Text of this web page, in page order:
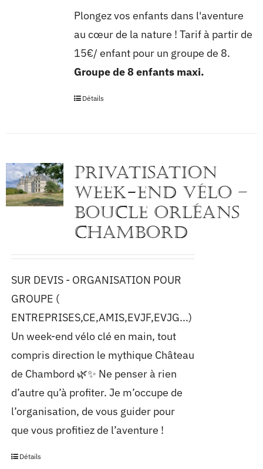
Plongez vos enfants dans l'aventure
au cœur de la nature ! Tarif à partir de
15€/ enfant pour un groupe de 8.
Groupe de 8 enfants maxi.
Détails
PRIVATISATION
WEEK-END VÉLO –
BOUCLE ORLÉANS
CHAMBORD
SUR DEVIS - ORGANISATION POUR
GROUPE (
ENTREPRISES,CE,AMIS,EVJF,EVJG...)
Un week-end vélo clé en main, tout
compris direction le mythique Château
de Chambord 🌿✨ Ne penser à rien
d’autre qu’à profiter. Je m’occupe de
l’organisation, de vous guider pour
que vous profitiez de l’aventure !
Détails